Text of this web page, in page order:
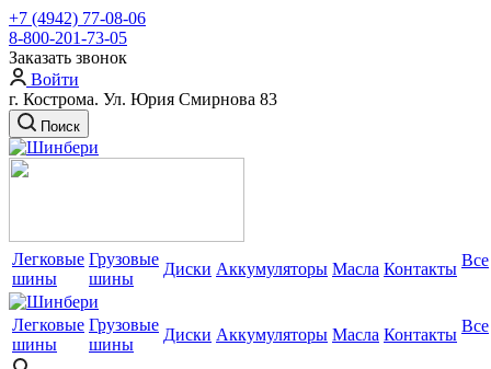
+7 (4942) 77-08-06
8-800-201-73-05
Заказать звонок
Войти
г. Кострома. Ул. Юрия Смирнова 83
Поиск
Легковые
шины
Грузовые
шины
Диски Аккумуляторы Масла Контакты Все
Легковые
шины
Грузовые
шины
Диски Аккумуляторы Масла Контакты Все